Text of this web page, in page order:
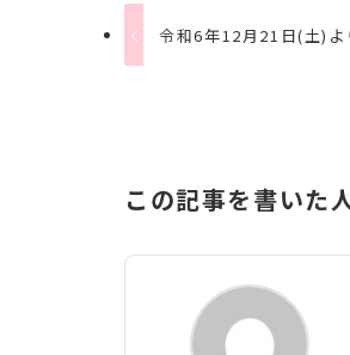
令和6年12月21日(土)よ
この記事を書いた